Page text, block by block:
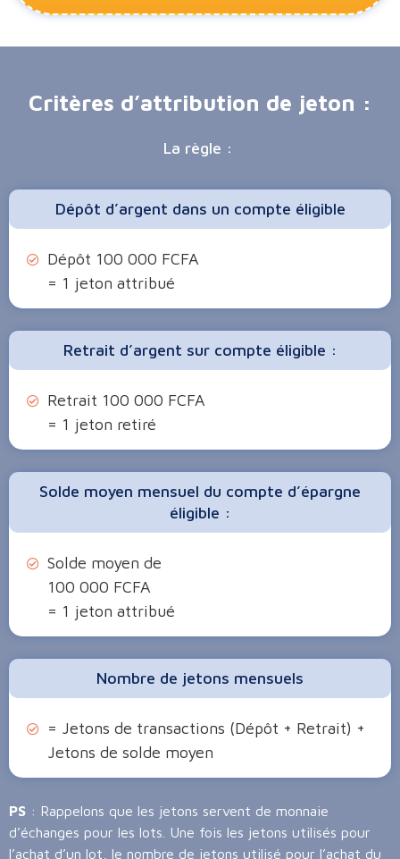
Critères d’attribution de jeton :
La règle :
Dépôt d’argent dans un compte éligible
Dépôt 100 000 FCFA
= 1 jeton attribué
Retrait d’argent sur compte éligible :
Retrait 100 000 FCFA
= 1 jeton retiré
Solde moyen mensuel du compte d’épargne
éligible :
Solde moyen de
100 000 FCFA
= 1 jeton attribué
Nombre de jetons mensuels
= Jetons de transactions (Dépôt + Retrait) +
Jetons de solde moyen
PS : Rappelons que les jetons servent de monnaie
d’échanges pour les lots. Une fois les jetons utilisés pour
l’achat d’un lot, le nombre de jetons utilisé pour l’achat du